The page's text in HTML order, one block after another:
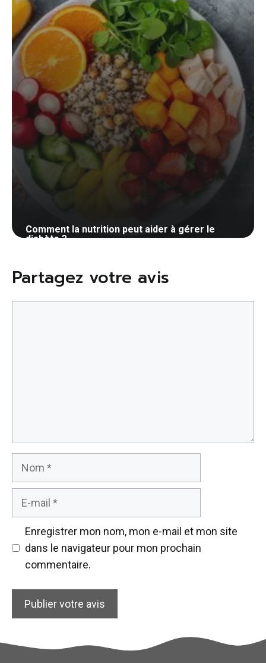
Comment la nutrition peut aider à gérer le
diabète ?
Partagez votre avis
Enregistrer mon nom, mon e-mail et mon site
dans le navigateur pour mon prochain
commentaire.